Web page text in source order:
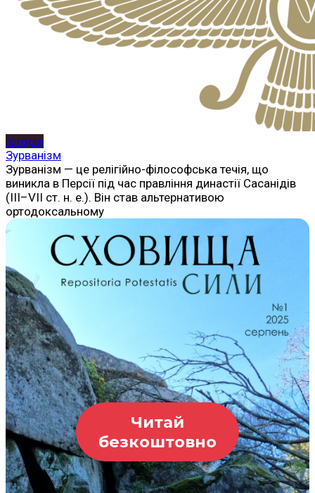
Історія
Зурванізм
Зурванізм — це релігійно-філософська течія, що
виникла в Персії під час правління династії Сасанідів
(III–VII ст. н. е.). Він став альтернативою
ортодоксальному
Читай
безкоштовно